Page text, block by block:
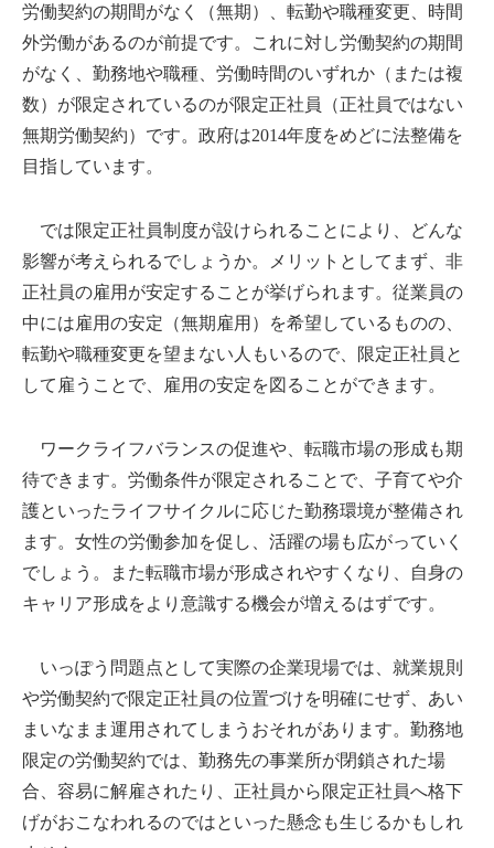
労働契約の期間がなく（無期）、転勤や職種変更、時間
外労働があるのが前提です。これに対し労働契約の期間
がなく、勤務地や職種、労働時間のいずれか（または複
数）が限定されているのが限定正社員（正社員ではない
無期労働契約）です。政府は2014年度をめどに法整備を
目指しています。
では限定正社員制度が設けられることにより、どんな
影響が考えられるでしょうか。メリットとしてまず、非
正社員の雇用が安定することが挙げられます。従業員の
中には雇用の安定（無期雇用）を希望しているものの、
転勤や職種変更を望まない人もいるので、限定正社員と
して雇うことで、雇用の安定を図ることができます。
ワークライフバランスの促進や、転職市場の形成も期
待できます。労働条件が限定されることで、子育てや介
護といったライフサイクルに応じた勤務環境が整備され
ます。女性の労働参加を促し、活躍の場も広がっていく
でしょう。また転職市場が形成されやすくなり、自身の
キャリア形成をより意識する機会が増えるはずです。
いっぽう問題点として実際の企業現場では、就業規則
や労働契約で限定正社員の位置づけを明確にせず、あい
まいなまま運用されてしまうおそれがあります。勤務地
限定の労働契約では、勤務先の事業所が閉鎖された場
合、容易に解雇されたり、正社員から限定正社員へ格下
げがおこなわれるのではといった懸念も生じるかもしれ